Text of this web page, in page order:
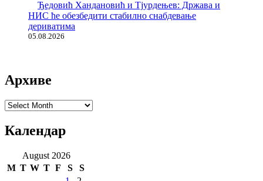
Ђедовић Хандановић и Тјурдењев: Држава и
НИС ће обезбедити стабилно снабдевање
дериватима
05.08.2026
Архиве
Архиве
Календар
August 2026
M T W T F S
S